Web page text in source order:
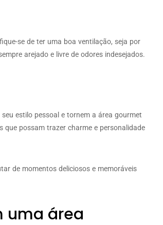
se de ter uma boa ventilação, seja por
arejado e livre de odores indesejados.
estilo pessoal e tornem a área gourmet
que possam trazer charme e personalidade
de momentos deliciosos e memoráveis
uma área